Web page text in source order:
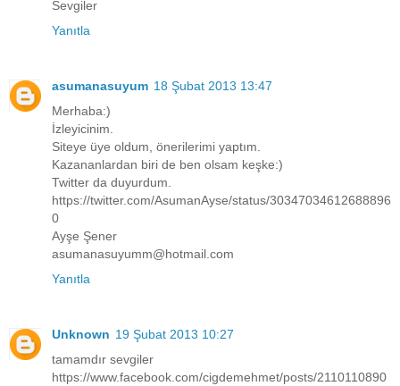
Sevgiler
Yanıtla
asumanasuyum 18 Şubat 2013 13:47
Merhaba:)
İzleyicinim.
Siteye üye oldum, önerilerimi yaptım.
Kazananlardan biri de ben olsam keşke:)
Twitter da duyurdum.
https://twitter.com/AsumanAyse/status/30347034612688896
0
Ayşe Şener
asumanasuyumm@hotmail.com
Yanıtla
Unknown 19 Şubat 2013 10:27
tamamdır sevgiler
https://www.facebook.com/cigdemehmet/posts/2110110890